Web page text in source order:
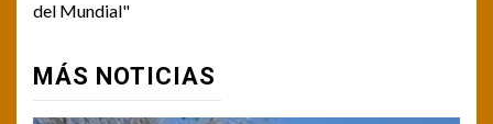
del Mundial"
MÁS NOTICIAS